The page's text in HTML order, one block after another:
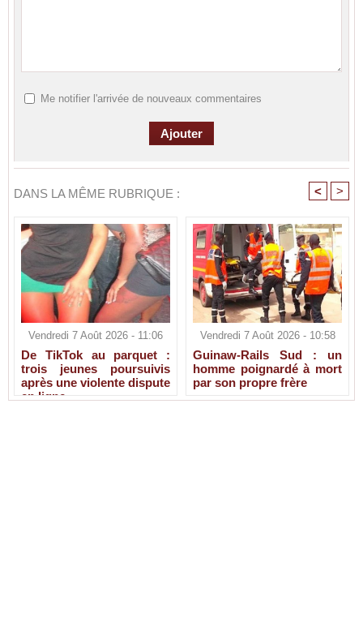
Me notifier l'arrivée de nouveaux commentaires
DANS LA MÊME RUBRIQUE : < >
Vendredi 7 Août 2026 - 11:06
De TikTok au parquet :
trois jeunes poursuivis
après une violente dispute
en ligne
Vendredi 7 Août 2026 - 10:58
Guinaw-Rails Sud : un
homme poignardé à mort
par son propre frère